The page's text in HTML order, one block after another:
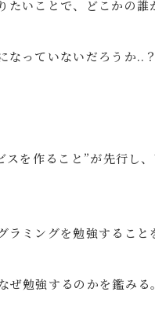
たいことで、どこかの
なっていないだろうか..
スを作ること”が先行し
ラミングを勉強するこ
ぜ勉強するのかを鑑みる